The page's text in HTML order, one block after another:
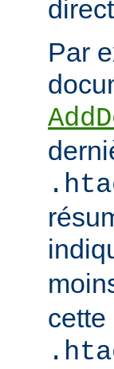
Par
cette